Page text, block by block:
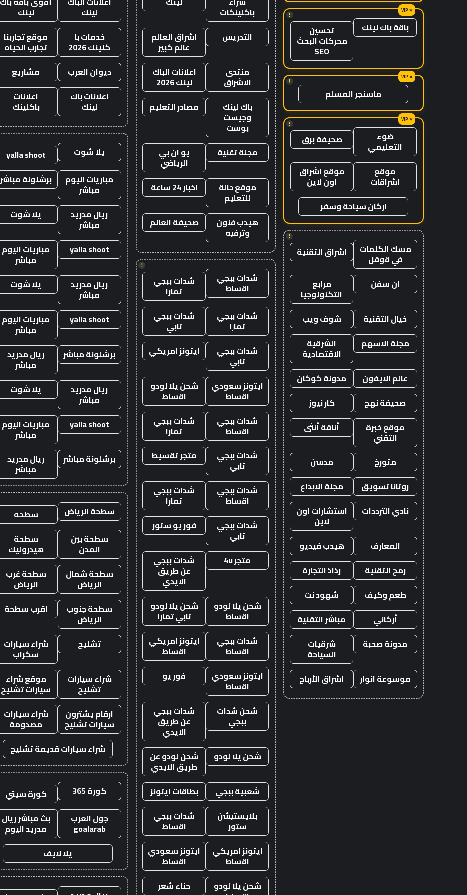
!
باقة باك لينك تحسين
محركات البحث
SEO
!
ماسنجر المسلم
!
ضوء
التعليمي صحيفة برق
موقع
اشراقات
موقع اشراق
اون لاين
اركان سياحة وسفر
!
مسك الكلمات
في قوقل اشراق التقنية
ان سفن مرابع
التكنولوجيا
خيال التقنية
شوف ويب
مجلة الاسهم
الشرقية
الاقتصادية
عالم الايفون
مدونة كوكان
صحيفة نهج
كار نيوز
موقع خبرة
التقني
أناقة أنثى
متورخ
مدسن
روتانا تسويق
مجلة الابداع
نادي الترددات
استشارات اون
لاين
المعارف
هيدب فيديو
رمح التقنية
رذاذ التجارة
طعم وكيف
شهود نت
أركاني
مباشر التقنية
مدونة صحبة
شرقيات
السياحة
موسوعة انوار
اشراق الأرباح
باكلينكات
التدريس اشراق العالم
عالم كبير
منتدى
الاشراق
اعلانات الباك
لينك 2026
باك لينك
وجيست
بوست
مصادر التعليم
مجلة تقنية يو ان بي
الرياضي
موقع حالة
للتعليم
اخبار 24 ساعة
هيدب فنون
وترفيه
صحيفة العالم
!
شدات ببجي
اقساط شدات ببجي
تمارا
شدات ببجي
تمارا
شدات ببجي
تابي
شدات ببجي
تابي
ايتونز امريكي
ايتونز سعودي
اقساط
شحن يلا لودو
اقساط
شدات ببجي
اقساط
شدات ببجي
تمارا
شدات ببجي
تابي
متجر تقسيط
شدات ببجي
اقساط
شدات ببجي
تمارا
شدات ببجي
تابي
فور يو ستور
متجر 4u شدات ببجي
عن طريق
الايدي
شحن يلا لودو
اقساط
شحن يلا لودو
تابي تمارا
شدات ببجي
اقساط
ايتونز امريكي
اقساط
ايتونز سعودي
اقساط
فور يو
شحن شدات
ببجي
شدات ببجي
عن طريق
الايدي
شحن يلا لودو
شحن لودو عن
طريق الايدي
شعبية ببجي
بطاقات ايتونز
بلايستيشن
ستور
شدات ببجي
اقساط
ايتونز امريكي
اقساط
ايتونز سعودي
اقساط
شحن يلا لودو
حناء شعر
لينك
لينك
خدمات با
كلينك 2026
موقع تجاربنا
تجارب الحياه
ديوان العرب
مشاريع
اعلانات باك
لينك
اعلانات
باكلينك
يلا شوت
yalla shoot
مباريات اليوم
مباشر
برشلونة مباشر
ريال مدريد
مباشر
يلا شوت
yalla shoot مباريات اليوم
مباشر
ريال مدريد
مباشر
يلا شوت
yalla shoot مباريات اليوم
مباشر
برشلونة مباشر
ريال مدريد
مباشر
ريال مدريد
مباشر
يلا شوت
yalla shoot مباريات اليوم
مباشر
برشلونة مباشر
ريال مدريد
مباشر
سطحة الرياض
سطحه
سطحة بين
المدن
سطحة
هيدروليك
سطحة شمال
الرياض
سطحة غرب
الرياض
سطحة جنوب
الرياض
اقرب سطحة
تشليح شراء سيارات
سكراب
شراء سيارات
تشليح
موقع شراء
سيارات تشليح
ارقام يشترون
سيارات تشليح
شراء سيارات
مصدومة
شراء سيارات قديمة تشليح
كورة 365
كورة سيتي
جول العرب
goalarab
بث مباشر ريال
مدريد اليوم
يلا لايف